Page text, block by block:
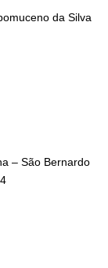
da Silva
– São Bernardo